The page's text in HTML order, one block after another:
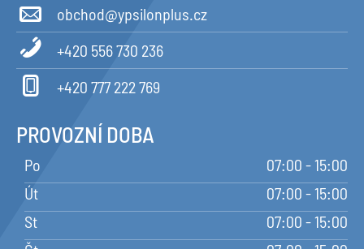
obchod@ypsilonplus.cz
+420 556 730 236
+420 777 222 769
PROVOZNÍ DOBA
Po
07:00 - 15:00
Út
07:00 - 15:00
St
07:00 - 15:00